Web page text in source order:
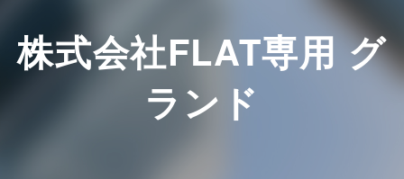
株式会社FLAT専用 グ
ランド